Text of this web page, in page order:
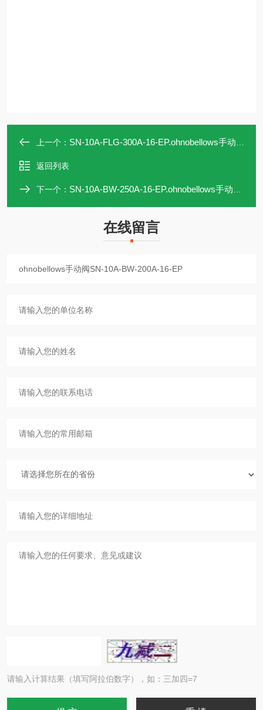
上一个： SN-10A-FLG-300A-16-EP.ohnobellows手动阀SN-10A-FLG-300A-16-EP
返回列表
下一个： SN-10A-BW-250A-16-EP.ohnobellows手动阀SN-10A-BW-250A-16-EP
在线留言
请输入计算结果（填写阿拉伯数字），如：三加四=7